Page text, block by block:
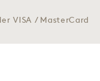
VISA / MasterCard